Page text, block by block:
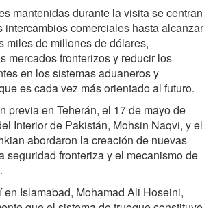
mantenidas durante la visita se centran
intercambios comerciales hasta alcanzar
miles de millones de dólares,
mercados fronterizos y reducir los
en los sistemas aduaneros y
es cada vez más orientado al futuro.
previa en Teherán, el 17 de mayo de
Interior de Pakistán, Mohsin Naqvi, y el
abordaron la creación de nuevas
seguridad fronteriza y el mecanismo de
en Islamabad, Mohamad Ali Hoseini,